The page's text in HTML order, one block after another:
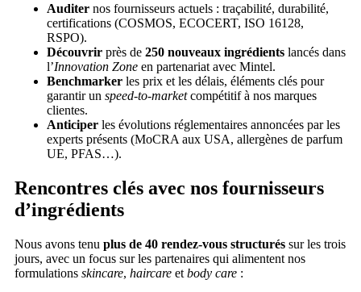
Auditer nos fournisseurs actuels : traçabilité, durabilité,
certifications (COSMOS, ECOCERT, ISO 16128,
RSPO).
Découvrir près de 250 nouveaux ingrédients lancés dans
l’Innovation Zone en partenariat avec Mintel.
Benchmarker les prix et les délais, éléments clés pour
garantir un speed-to-marketcompétitif à nos marques
clientes.
Anticiper les évolutions réglementaires annoncées par les
experts présents (MoCRA aux USA, allergènes de parfum
UE, PFAS…).
Rencontres clés avec nos fournisseurs
d’ingrédients
Nous avons tenu plus de 40 rendez-vous structurés sur les trois
jours, avec un focus sur les partenaires qui alimentent nos
formulations skincare, haircare et body care :